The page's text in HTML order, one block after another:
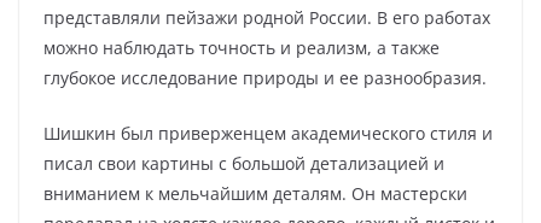
представляли пейзажи родной России. В его работах
можно наблюдать точность и реализм, а также
глубокое исследование природы и ее разнообразия.
Шишкин был приверженцем академического стиля и
писал свои картины с большой детализацией и
вниманием к мельчайшим деталям. Он мастерски